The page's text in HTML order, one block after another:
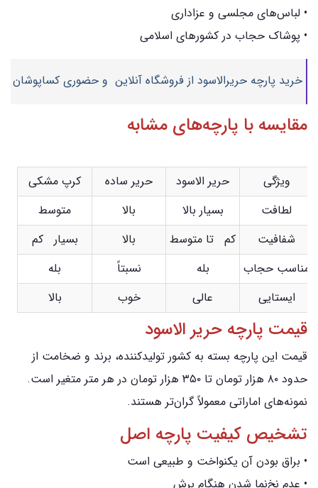
• لباس‌های مجلسی و عزاداری
• پوشاک حجاب در کشورهای اسلامی
خرید پارچه حریرالاسود از فروشگاه آنلاین و حضوری کساپوشان
مقایسه با پارچه‌های مشابه
ویژگی حریر الاسود حریر ساده
کرپ مشکی
لطافت
بسیار بالا بالا
متوسط
شفافیت
کم تا متوسط بالا
بسیار کم
مناسب حجاب
بله نسبتاً
بله
ایستایی
عالی خوب بالا
قیمت پارچه حریر الاسود
قیمت این پارچه بسته به کشور تولیدکننده، برند و ضخامت از
حدود ۸۰ هزار تومان تا ۳۵۰ هزار تومان در هر متر متغیر است.
نمونه‌های اماراتی معمولاً گران‌تر هستند.
تشخیص کیفیت پارچه اصل
• براق بودن آن یکنواخت و طبیعی است
• عدم نخ‌نما شدن هنگام برش